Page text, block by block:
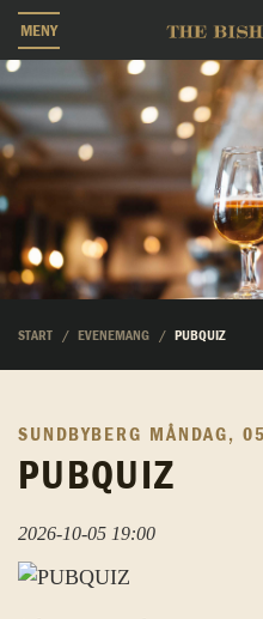
MENY
START EVENEMANG PUBQUIZ
SUNDBYBERG MÅNDAG,
PUBQUIZ
2026-10-05 19:00